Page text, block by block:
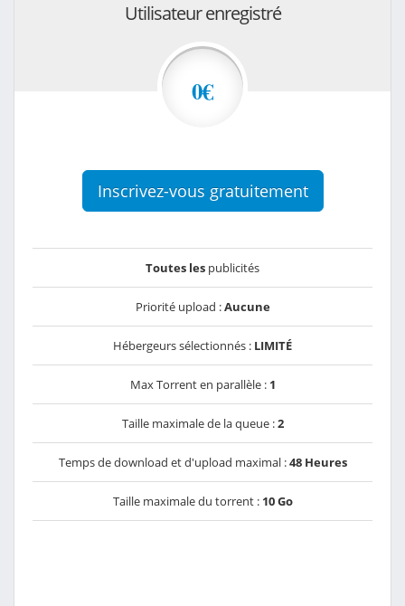
Utilisateur enregistré
0€
Inscrivez-vous gratuitement
Toutes les publicités
Priorité upload :Aucune
Hébergeurs sélectionnés : LIMITÉ
Max Torrent en parallèle : 1
Taille maximale de la queue :2
Temps de download et d'upload maximal :48 Heures
Taille maximale du torrent : 10 Go